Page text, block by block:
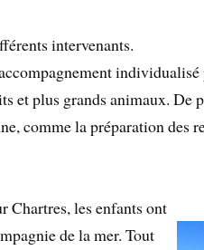
intervenants.
et plus grands animaux. De
comme la préparation des
Chartres, les enfants ont
de la mer. Tout